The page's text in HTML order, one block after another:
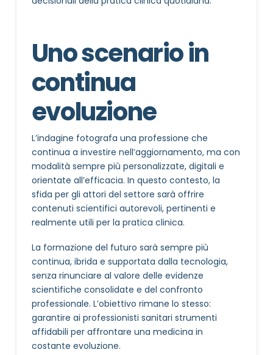
Uno scenario in
continua
evoluzione
L’indagine fotografa una professione che
continua a investire nell’aggiornamento, ma con
modalità sempre più personalizzate, digitali e
orientate all’efficacia. In questo contesto, la
sfida per gli attori del settore sarà offrire
contenuti scientifici autorevoli, pertinenti e
realmente utili per la pratica clinica.
La formazione del futuro sarà sempre più
continua, ibrida e supportata dalla tecnologia,
senza rinunciare al valore delle evidenze
scientifiche consolidate e del confronto
professionale. L’obiettivo rimane lo stesso:
garantire ai professionisti sanitari strumenti
affidabili per affrontare una medicina in
costante evoluzione.